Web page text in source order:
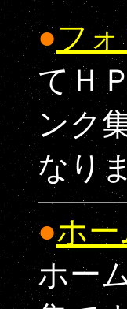
●フ
てＨ
ンク
なり
●ホ
ホー